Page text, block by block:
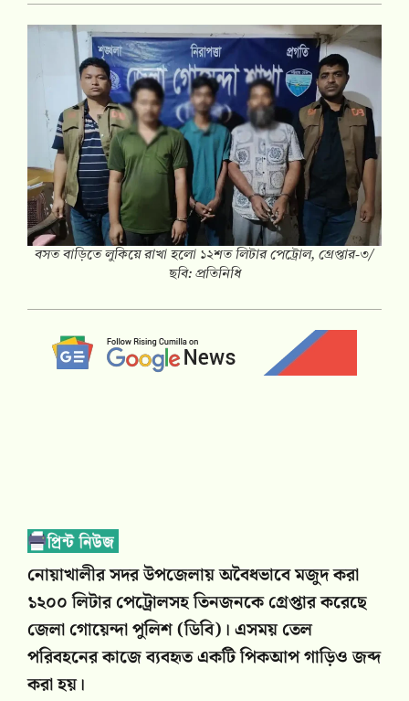
বসত বাড়িতে লুকিয়ে রাখা হলো ১২শত লিটার পেট্রোল, গ্রেপ্তার-৩/
ছবি: প্রতিনিধি
নোয়াখালীর সদর উপজেলায় অবৈধভাবে মজুদ করা
১২০০ লিটার পেট্রোলসহ তিনজনকে গ্রেপ্তার করেছে
জেলা গোয়েন্দা পুলিশ (ডিবি)। এসময় তেল
পরিবহনের কাজে ব্যবহৃত একটি পিকআপ গাড়িও জব্দ
করা হয়।